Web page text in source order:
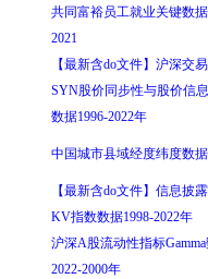
共同富裕员工就业关键数
2021
【最新含do文件】沪深交
SYN股价同步性与股价信
数据1996-2022年
中国城市县域经度纬度数
【最新含do文件】信息披
KV指数数据1998-2022年
沪深A股流动性指标
2022-2000年